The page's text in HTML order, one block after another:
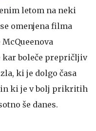
letom na neki
omenjena filma
kar boleče prepričljiv
ki je dolgo časa
in ki je v bolj prikritih
še danes.